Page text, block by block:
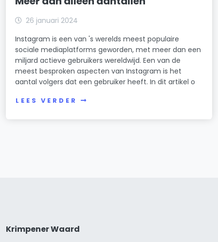
26 januari 2024
Instagram is een van 's werelds meest populaire
sociale mediaplatforms geworden, met meer dan een
miljard actieve gebruikers wereldwijd. Een van de
meest besproken aspecten van Instagram is het
aantal volgers dat een gebruiker heeft. In dit artikel o
LEES VERDER
Krimpener Waard